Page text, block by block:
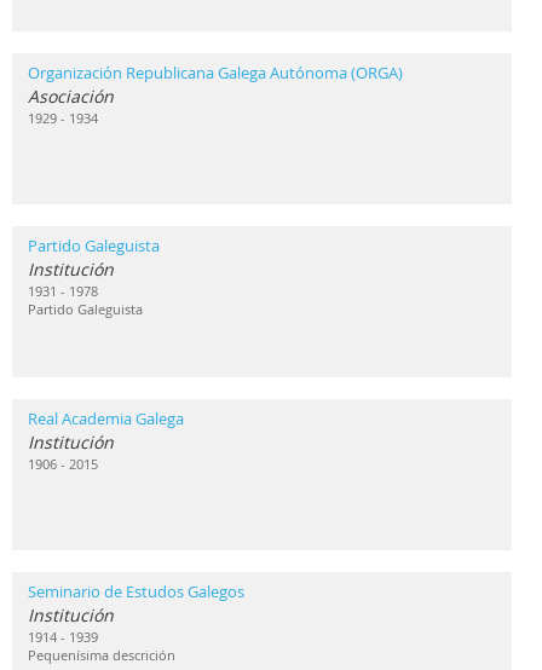
Organización Republicana Galega Autónoma (ORGA)
Asociación
1929 - 1934
Partido Galeguista
Institución
1931 - 1978
Partido Galeguista
Real Academia Galega
Institución
1906 - 2015
Seminario de Estudos Galegos
Institución
1914 - 1939
Pequenísima descrición